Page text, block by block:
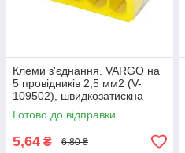
Клеми з'єднання. VARGO на
5 провідників 2,5 мм2 (V-
109502), швидкозатискна
клема для електропроводки
Готово до відправки
5,64 ₴ 6,80 ₴